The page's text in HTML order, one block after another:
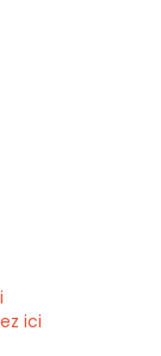
ici